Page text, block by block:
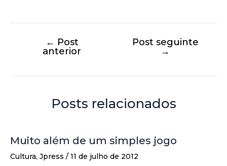
← Post
anterior
Post seguinte
→
Posts relacionados
Muito além de um simples jogo
Cultura, Jpress / 11 de julho de 2012